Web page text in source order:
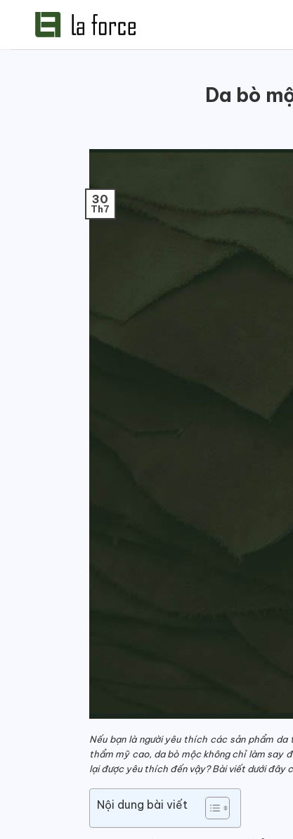
Da bò
30
Th7
Nếu bạn là người yêu thích các sản phẩm
thẩm mỹ cao, da bò mộc không chỉ làm say
lại được yêu thích đến vậy? Bài viết dưới đây
Nội dung bài viết